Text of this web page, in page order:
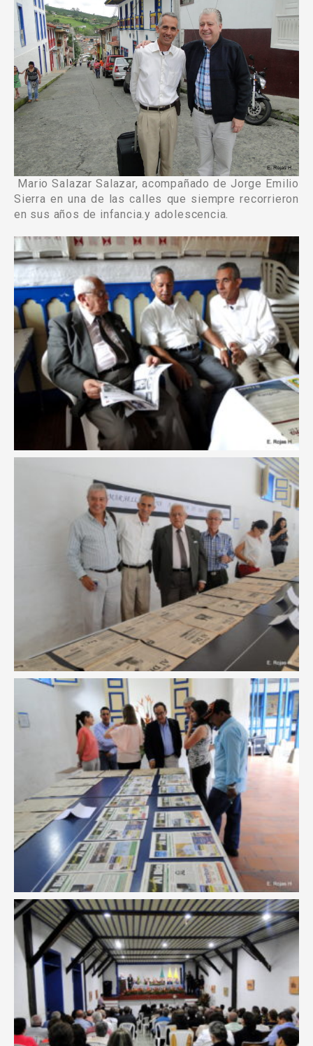
Mario Salazar Salazar, acompañado de Jorge Emilio
Sierra en una de las calles que siempre recorrieron
en sus años de infancia.y adolescencia.